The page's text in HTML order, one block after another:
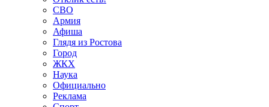
СВО
Армия
Афиша
Глядя из Ростова
Город
ЖКХ
Наука
Официально
Реклама